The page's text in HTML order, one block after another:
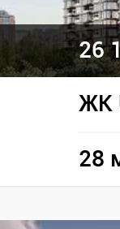
26
ЖК
28